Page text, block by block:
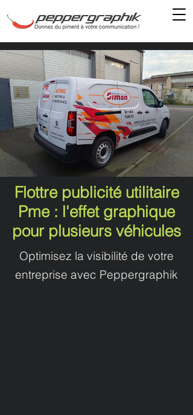
Flottre publicité utilitaire
Pme : l'effet graphique
pour plusieurs véhicules
Optimisez la visibilité de votre
entreprise avec Peppergraphik